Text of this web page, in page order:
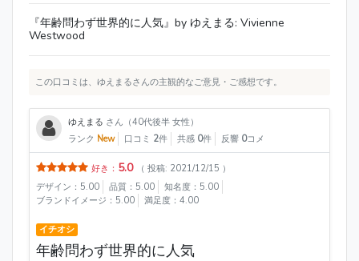
『年齢問わず世界的に人気』by ゆえまる: Vivienne
Westwood
この口コミは、ゆえまるさんの主観的なご意見・ご感想です。
ゆえまる さん（40代後半 女性）
ランク New 口コミ 2件 共感 0件 反響 0コメ
好き： 5.0
（ 投稿: 2021/12/15 ）
デザイン：5.00
品質：5.00
知名度：5.00
ブランドイメージ：5.00
満足度：4.00
イチオシ
年齢問わず世界的に人気